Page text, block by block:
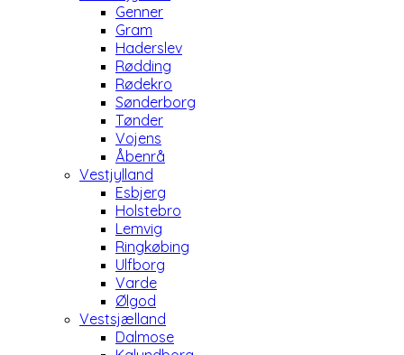
Genner
Gram
Haderslev
Rødding
Rødekro
Sønderborg
Tønder
Vojens
Åbenrå
Vestjylland
Esbjerg
Holstebro
Lemvig
Ringkøbing
Ulfborg
Varde
Ølgod
Vestsjælland
Dalmose